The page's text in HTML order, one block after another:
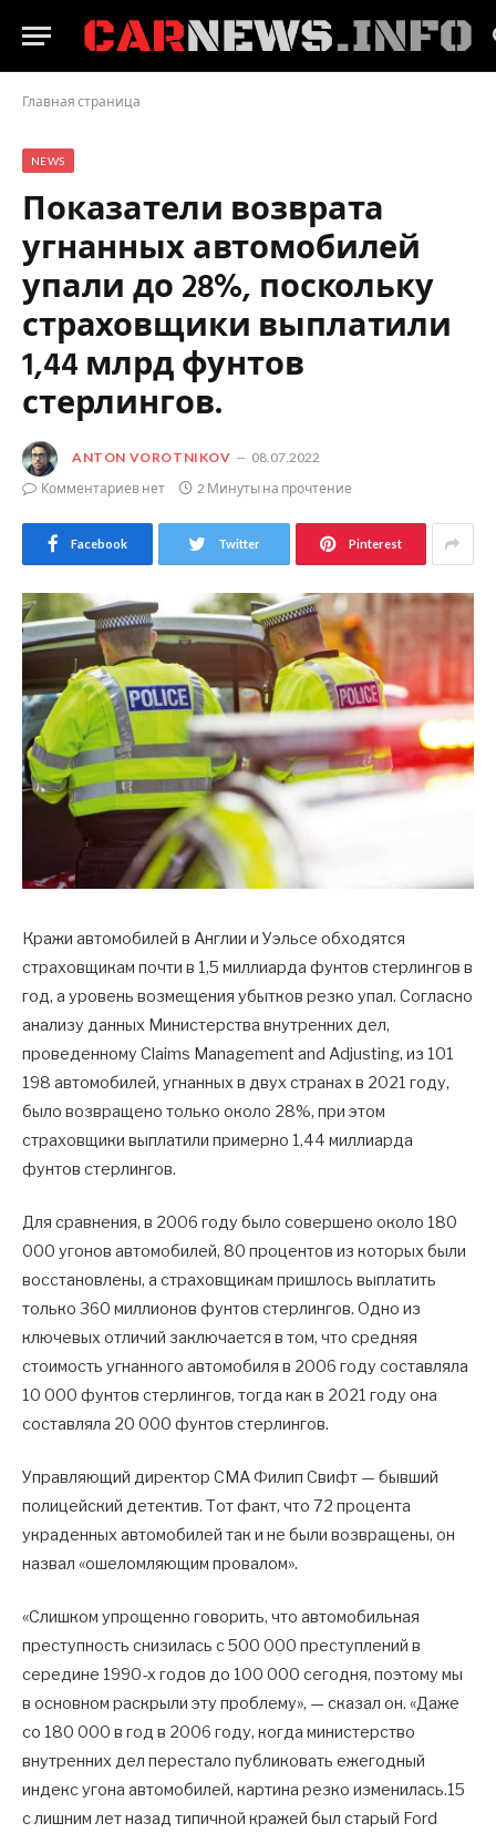
Главная страница
NEWS
Показатели возврата
угнанных автомобилей
упали до 28%, поскольку
страховщики выплатили
1,44 млрд фунтов
стерлингов.
ANTON VOROTNIKOV
08.07.2022
Комментариев нет
2 Минуты на прочтение
Facebook Twitter Pinterest
Кражи автомобилей в Англии и Уэльсе обходятся
страховщикам почти в 1,5 миллиарда фунтов стерлингов в
год, а уровень возмещения убытков резко упал. Согласно
анализу данных Министерства внутренних дел,
проведенному Claims Management and Adjusting, из 101
198 автомобилей, угнанных в двух странах в 2021 году,
было возвращено только около 28%, при этом
страховщики выплатили примерно 1,44 миллиарда
фунтов стерлингов.
Для сравнения, в 2006 году было совершено около 180
000 угонов автомобилей, 80 процентов из которых были
восстановлены, а страховщикам пришлось выплатить
только 360 миллионов фунтов стерлингов. Одно из
ключевых отличий заключается в том, что средняя
стоимость угнанного автомобиля в 2006 году составляла
10 000 фунтов стерлингов, тогда как в 2021 году она
составляла 20 000 фунтов стерлингов.
Управляющий директор CMA Филип Свифт — бывший
полицейский детектив. Тот факт, что 72 процента
украденных автомобилей так и не были возвращены, он
назвал «ошеломляющим провалом».
«Слишком упрощенно говорить, что автомобильная
преступность снизилась с 500 000 преступлений в
середине 1990-х годов до 100 000 сегодня, поэтому мы
в основном раскрыли эту проблему», — сказал он. «Даже
со 180 000 в год в 2006 году, когда министерство
внутренних дел перестало публиковать ежегодный
индекс угона автомобилей, картина резко изменилась.15
с лишним лет назад типичной кражей был старый Ford